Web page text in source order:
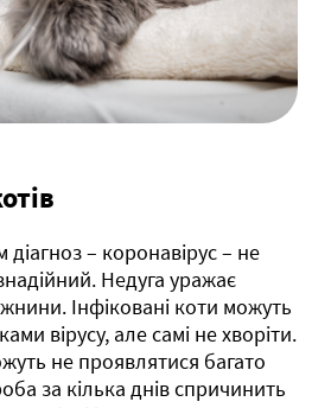
– коронавірус – не
Недуга уражає
Інфіковані коти можуть
вірусу, але самі не хворіти.
не проявлятися багато
за кілька днів спричинить